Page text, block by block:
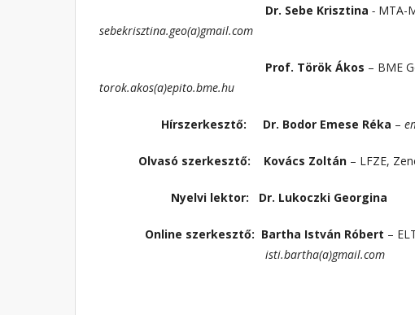
Dr. Sebe Krisztina - MTA-
sebekrisztina.geo(a)gmail.com
Prof. Török Ákos – BME
torok.akos(a)epito.bme.hu
Hírszerkesztő: Dr. Bodor Emese Réka –
Olvasó szerkesztő: Kovács Zoltán – LFZE,
Nyelvi lektor: Dr. Lukoczki Georgina
Online szerkesztő: Bartha István Róbert –
isti.bartha(a)gmail.com